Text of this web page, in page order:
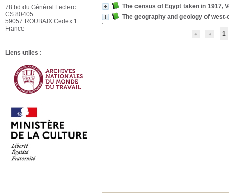
The census of Egypt taken in 1917,
The geography and geology of
1
78 bd du Général Leclerc
CS 80405
59057 ROUBAIX Cedex 1
France
Liens utiles :